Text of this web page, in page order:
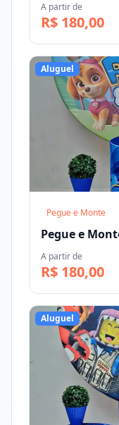
A partir de
R$ 180,00
Aluguel
Pegue e Monte
Pegue e
A partir de
R$ 180,00
Aluguel